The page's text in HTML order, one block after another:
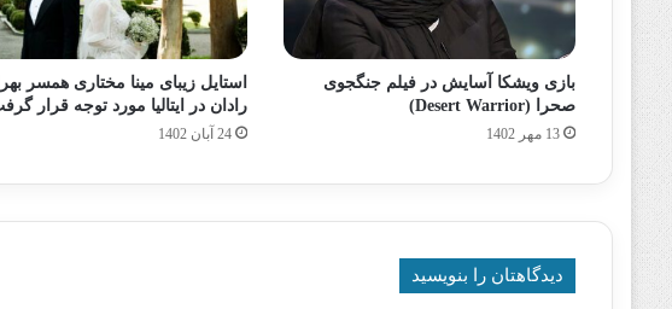
بازی ویشکا آسایش در فیلم جنگجوی
صحرا (Desert Warrior)
13 مهر 1402
استایل زیبای مینا مختاری همسر
رادان در ایتالیا مورد توجه قرار
24 آبان 1402
دیدگاهتان را بنویسید